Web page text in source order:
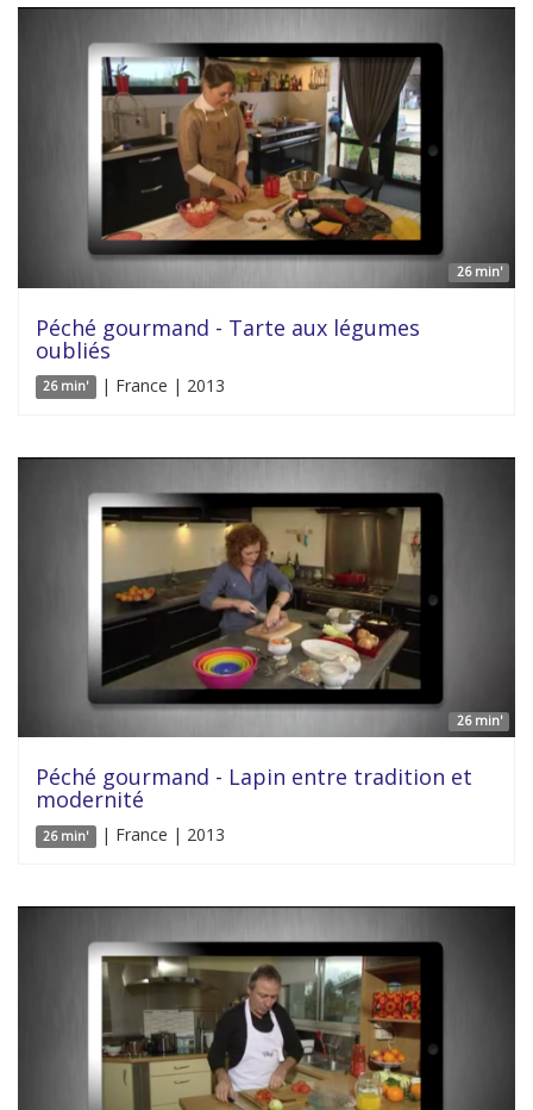
26 min'
Péché gourmand - Tarte aux légumes
oubliés
26 min' | France | 2013
26 min'
Péché gourmand - Lapin entre tradition et
modernité
26 min' | France | 2013